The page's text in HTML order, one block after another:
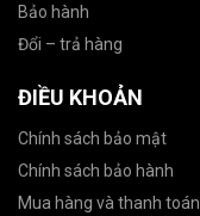
Bảo hành
Đổi – trả hàng
ĐIỀU KHOẢN
Chính sách bảo mật
Chính sách bảo hành
Mua hàng và thanh toán